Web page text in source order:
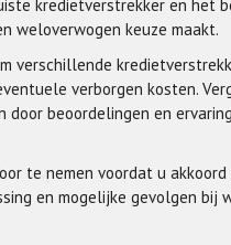
kredietverstrekker en het
weloverwogen keuze maakt.
verschillende
verborgen kosten.
beoordelingen en
te nemen voordat u akkoord
en mogelijke gevolgen bij